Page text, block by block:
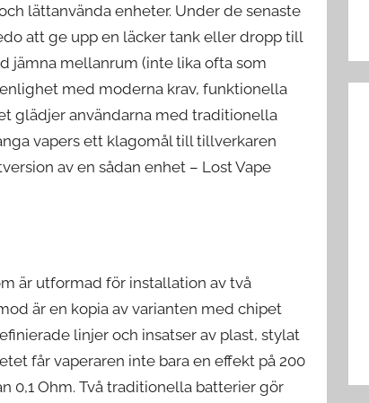
lättanvända enheter. Under de senaste
att ge upp en läcker tank eller dropp till
jämna mellanrum (inte lika ofta som
med moderna krav, funktionella
glädjer användarna med traditionella
vapers ett klagomål till tillverkaren
av en sådan enhet – Lost Vape
är utformad för installation av två
är en kopia av varianten med chipet
linjer och insatser av plast, stylat
får vaperaren inte bara en effekt på 200
0,1 Ohm. Två traditionella batterier gör